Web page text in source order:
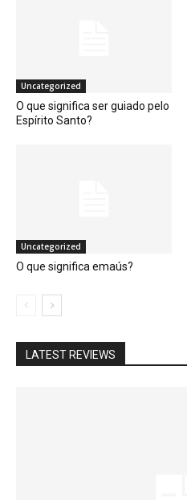
Uncategorized
O que significa ser guiado pelo
Espírito Santo?
Uncategorized
O que significa emaús?
LATEST REVIEWS